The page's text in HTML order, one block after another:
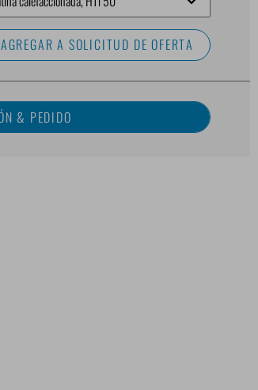
AGREGAR A SOLICITUD DE OFERTA